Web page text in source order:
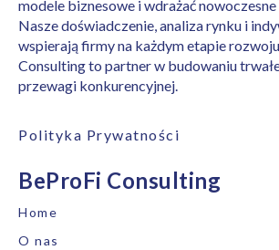
modele biznesowe i wdrażać
Nasze doświadczenie, analiza rynku i
wspierają firmy na każdym etapie
Consulting to partner w budowaniu
przewagi konkurencyjnej.
Polityka Prywatności
BeProFi Consulting
Home
O nas